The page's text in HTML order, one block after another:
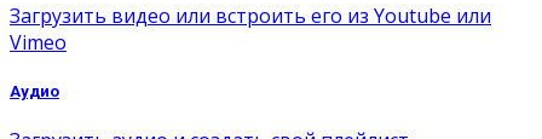
Загрузить видео или встроить его из Youtube или
Vimeo
Аудио